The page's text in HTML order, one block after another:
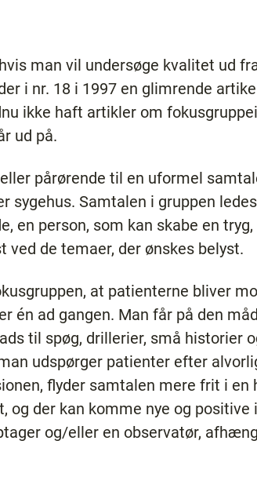
man vil undersøge kvalitet ud
i nr. 18 i 1997 en glimrende
ikke haft artikler om
ud på.
pårørende til en uformel
sygehus. Samtalen i gruppen
en person, som kan skabe en
de temaer, der ønskes belyst.
at patienterne bliver
én ad gangen. Man får på den
til spøg, drillerier, små historier
udspørger patienter efter
flyder samtalen mere frit i
og der kan komme nye og
og/eller en observatør,